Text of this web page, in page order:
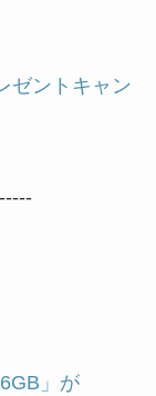
ゼントキャン
」が